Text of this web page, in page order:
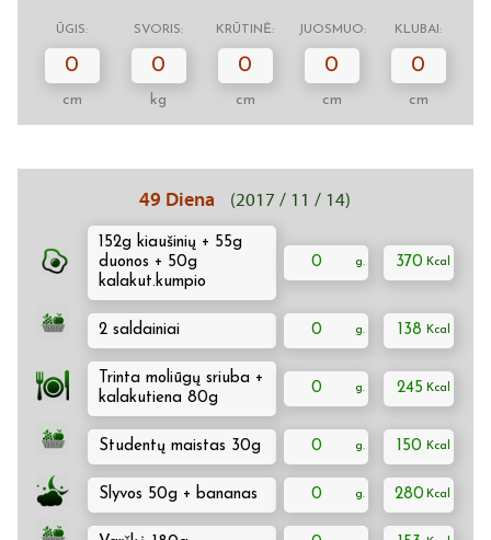
ŪGIS: SVORIS: KRŪTINĖ: JUOSMUO: KLUBAI:
0
cm
0
kg
0
cm
0
cm
0
cm
49 Diena (2017 / 11 / 14)
152g kiaušinių + 55g
duonos + 50g
kalakut.kumpio
0 370
2 saldainiai 0 138
Trinta moliūgų sriuba +
kalakutiena 80g
0 245
Studentų maistas 30g 0 150
Slyvos 50g + bananas 0 280